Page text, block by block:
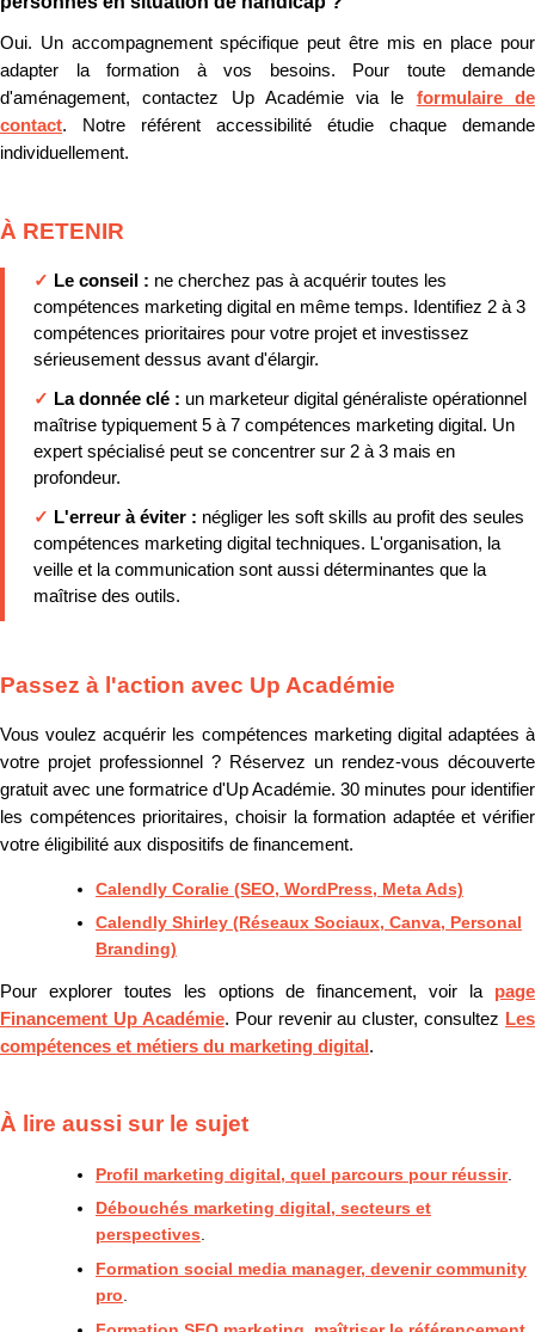
Oui. Un accompagnement spécifique peut être mis en place pour
adapter la formation à vos besoins. Pour toute demande
d'aménagement, contactez Up Académie via le formulaire de
contact. Notre référent accessibilité étudie chaque demande
individuellement.
À RETENIR
✓ Le conseil : ne cherchez pas à acquérir toutes les
compétences marketing digital en même temps. Identifiez 2 à 3
compétences prioritaires pour votre projet et investissez
sérieusement dessus avant d'élargir.
✓ La donnée clé : un marketeur digital généraliste opérationnel
maîtrise typiquement 5 à 7 compétences marketing digital. Un
expert spécialisé peut se concentrer sur 2 à 3 mais en
profondeur.
✓ L'erreur à éviter : négliger les soft skills au profit des seules
compétences marketing digital techniques. L'organisation, la
veille et la communication sont aussi déterminantes que la
maîtrise des outils.
Passez à l'action avec Up Académie
Vous voulez acquérir les compétences marketing digital adaptées à
votre projet professionnel ? Réservez un rendez-vous découverte
gratuit avec une formatrice d'Up Académie. 30 minutes pour identifier
les compétences prioritaires, choisir la formation adaptée et vérifier
votre éligibilité aux dispositifs de financement.
Calendly Coralie (SEO, WordPress, Meta Ads)
Calendly Shirley (Réseaux Sociaux, Canva, Personal
Branding)
Pour explorer toutes les options de financement, voir la page
Financement Up Académie. Pour revenir au cluster, consultez Les
compétences et métiers du marketing digital.
À lire aussi sur le sujet
Profil marketing digital, quel parcours pour réussir.
Débouchés marketing digital, secteurs et
perspectives.
Formation social media manager, devenir community
pro